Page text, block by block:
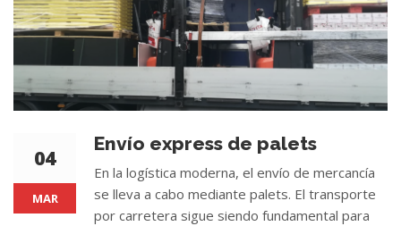
04
MAR
Envío express de palets
En la logística moderna, el envío de mercancía
se lleva a cabo mediante palets. El transporte
por carretera sigue siendo fundamental para